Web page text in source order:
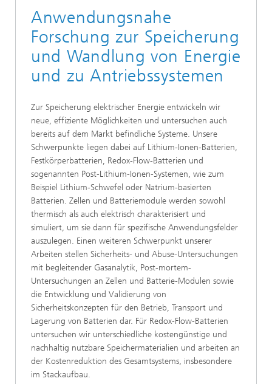
Anwendungsnahe
Forschung zur Speicherung
und Wandlung von Energie
und zu Antriebssystemen
Zur Speicherung elektrischer Energie entwickeln wir
neue, effiziente Möglichkeiten und untersuchen auch
bereits auf dem Markt befindliche Systeme. Unsere
Schwerpunkte liegen dabei auf Lithium-Ionen-Batterien,
Festkörperbatterien, Redox-Flow-Batterien und
sogenannten Post-Lithium-Ionen-Systemen, wie zum
Beispiel Lithium-Schwefel oder Natrium-basierten
Batterien. Zellen und Batteriemodule werden sowohl
thermisch als auch elektrisch charakterisiert und
simuliert, um sie dann für spezifische Anwendungsfelder
auszulegen. Einen weiteren Schwerpunkt unserer
Arbeiten stellen Sicherheits- und Abuse-Untersuchungen
mit begleitender Gasanalytik, Post-mortem-
Untersuchungen an Zellen und Batterie-Modulen sowie
die Entwicklung und Validierung von
Sicherheitskonzepten für den Betrieb, Transport und
Lagerung von Batterien dar. Für Redox-Flow-Batterien
untersuchen wir unterschiedliche kostengünstige und
nachhaltig nutzbare Speichermaterialien und arbeiten an
der Kostenreduktion des Gesamtsystems, insbesondere
im Stackaufbau.